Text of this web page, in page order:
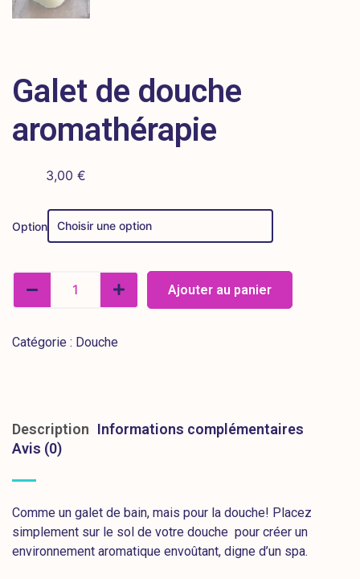
Galet de douche
aromathérapie
3,00 €
Option
Ajouter au panier
Catégorie : Douche
Description Informations complémentaires
Avis (0)
Comme un galet de bain, mais pour la douche! Placez
simplement sur le sol de votre douche pour créer un
environnement aromatique envoûtant, digne d’un spa.